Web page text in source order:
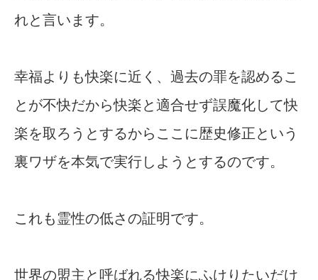
れと言います。
幸福よりも快楽に近く、過去の罪を認めるこ
とが不快だから快楽と適合せず誤魔化して快
楽を取ろうとするからここに歴史修正という
裏ワザを本気で実行しようとするのです。
これも霊性の低さの証明です。
世界の盟主と呼ばれる快楽にふけりたいだけ